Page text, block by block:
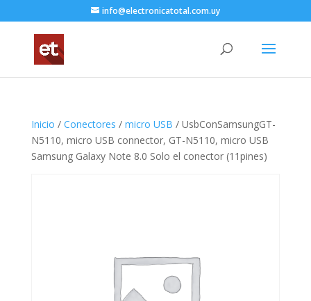
info@electronicatotal.com.uy
Inicio / Conectores / micro USB / UsbConSamsungGT-
N5110, micro USB connector, GT-N5110, micro USB
Samsung Galaxy Note 8.0 Solo el conector (11pines)